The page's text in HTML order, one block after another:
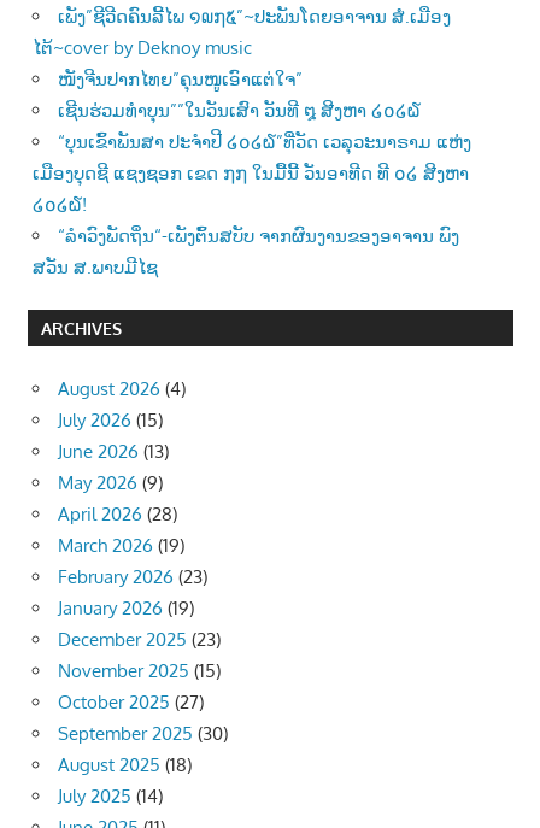
ເພັງ”ຊີວີດຄົນລີ້ໄພ ໑໙໗໕”~ປະພັນໂດຍອາຈານ ສໍ.ເມືອງ
ໄຕ້~cover by Deknoy music
ໜັງຈີນປາກໄທຍ”ຄຸນໜູເອົາແຕ່ໃຈ”
ເຊີນຮ່ວມທຳບຸນ””ໃນວັນເສົາ ວັນທີ ໘ ສີງຫາ ໒໐໒໖
“ບຸນເຂົ້າພັນສາ ປະຈຳປີ ໒໐໒໖”ທີ່ວັດ ເວລຸວະນາຣາມ ແຫ່ງ
ເມືອງບຸດຊີ ແຊງຊອກ ເຂດ ໗໗ ໃນມື້ນີ້ ວັນອາທີດ ທີ ໐໒ ສີງຫາ
໒໐໒໖!
“ລຳວົງພັດຖິ່ນ“-ເພັງຕົ້ນສບັບ ຈາກຜົນງານຂອງອາຈານ ພົງ
ສວັນ ສ.ພາບມີໄຊ
ARCHIVES
August 2026 (4)
July 2026 (15)
June 2026 (13)
May 2026 (9)
April 2026 (28)
March 2026 (19)
February 2026 (23)
January 2026 (19)
December 2025 (23)
November 2025 (15)
October 2025 (27)
September 2025 (30)
August 2025 (18)
July 2025 (14)